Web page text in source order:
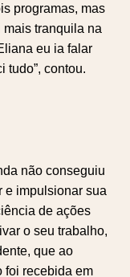
programas, mas
tranquila na
eu ia falar
tudo”, contou.
não conseguiu
e impulsionar sua
de ações
o seu trabalho,
que ao
foi recebida em